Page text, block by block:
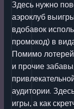
Здесь нужно
аэроклуб
вдобавок
промокод) в
Помимо
и прочие
аудитории.
игры, а как